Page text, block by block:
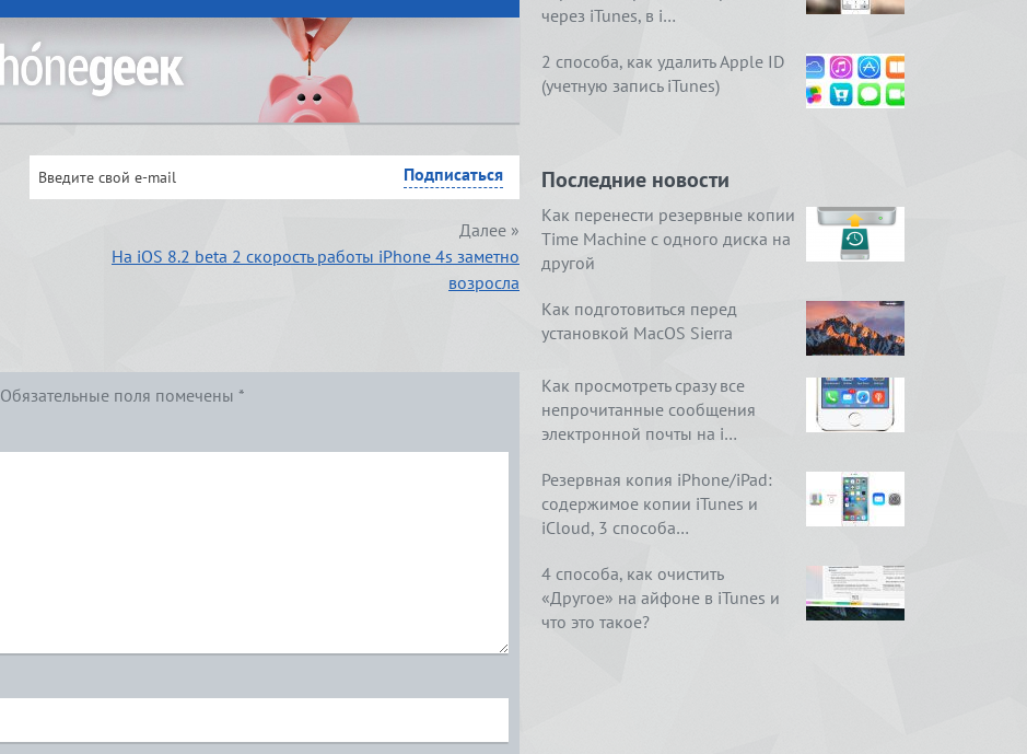
Далее »
На iOS 8.2 beta 2 скорость работы iPhone 4s заметно
возросла
Обязательные поля помечены *
через iTunes, в i…
2 способа, как удалить Apple ID
(учетную запись iTunes)
Последние новости
Как перенести резервные копии
Time Machine с одного диска на
другой
Как подготовиться перед
установкой MacOS Sierra
Как просмотреть сразу все
непрочитанные сообщения
электронной почты на i…
Резервная копия iPhone/iPad:
содержимое копии iTunes и
iCloud, 3 способа…
4 способа, как очистить
«Другое» на айфоне в iTunes и
что это такое?